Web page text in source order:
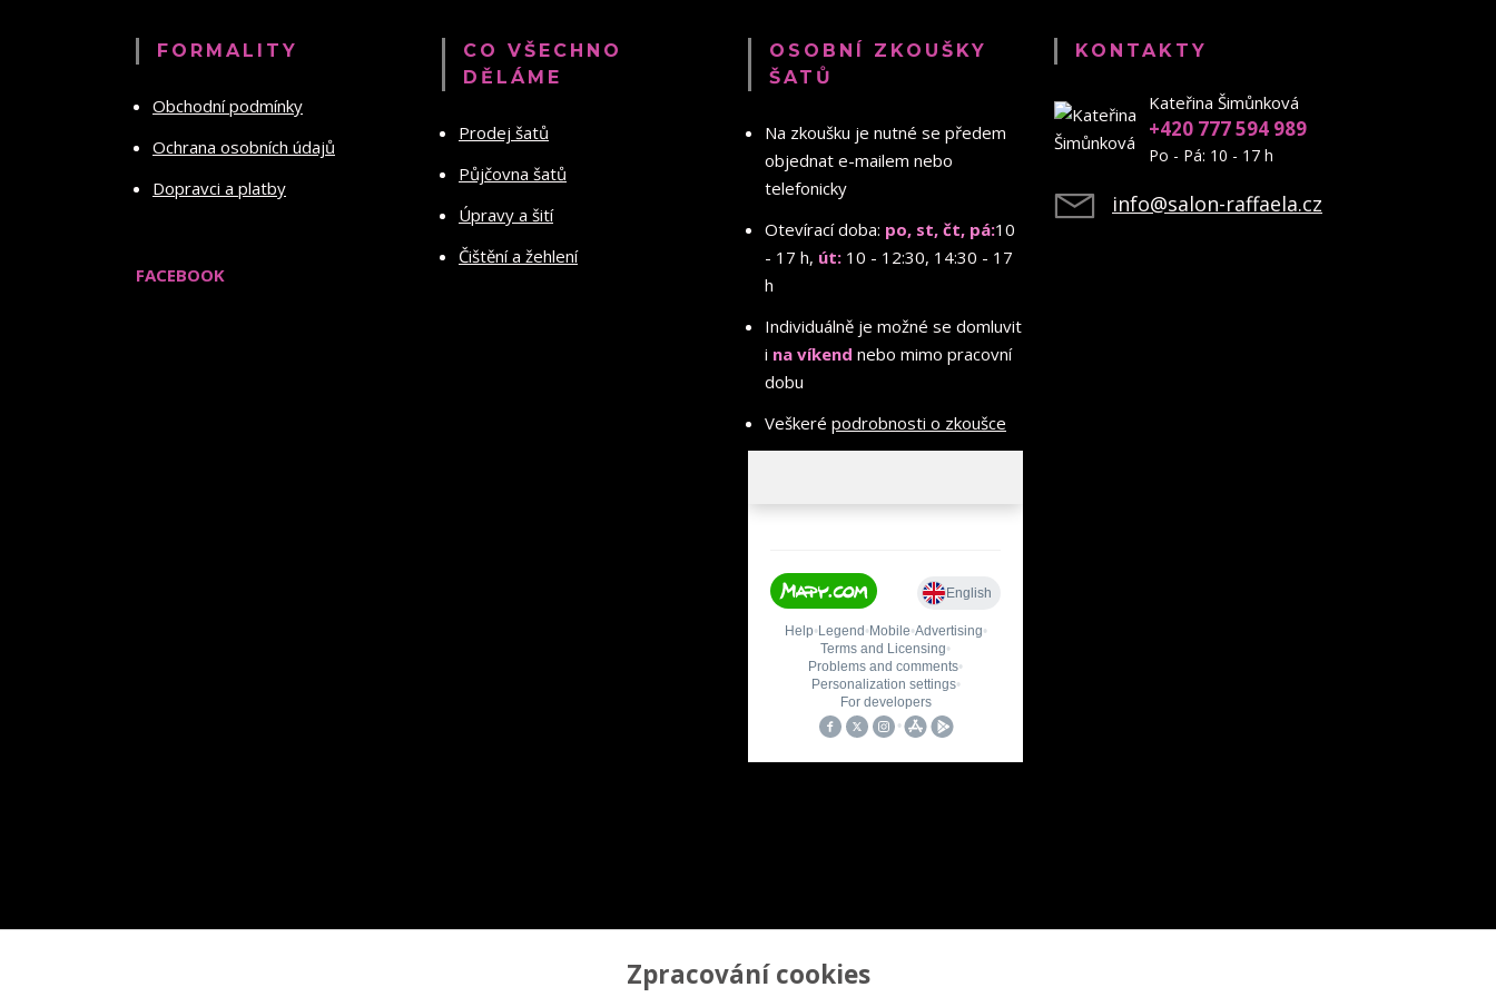
FORMALITY
Obchodní podmínky
Ochrana osobních údajů
Dopravci a platby
FACEBOOK
CO VŠECHNO
DĚLÁME
Prodej šatů
Půjčovna šatů
Úpravy a šití
Čištění a žehlení
OSOBNÍ ZKOUŠKY
ŠATŮ
Na zkoušku je nutné se předem
objednat e-mailem nebo
telefonicky
Otevírací doba: po, st, čt, pá:10
- 17 h, út: 10 - 12:30, 14:30 - 17
h
Individuálně je možné se domluvit
i na víkend nebo mimo pracovní
dobu
Veškeré podrobnosti o zkoušce
KONTAKTY
Kateřina Šimůnková
+420 777 594 989
Po - Pá: 10 - 17 h
info@salon-raffaela.cz
Zpracování cookies